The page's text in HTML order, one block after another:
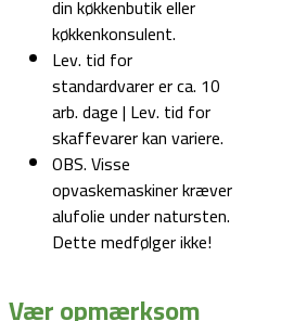
din køkkenbutik eller
køkkenkonsulent.
Lev. tid for
standardvarer er ca. 10
arb. dage | Lev. tid for
skaffevarer kan variere.
OBS. Visse
opvaskemaskiner kræver
alufolie under natursten.
Dette medfølger ikke!
Vær opmærksom